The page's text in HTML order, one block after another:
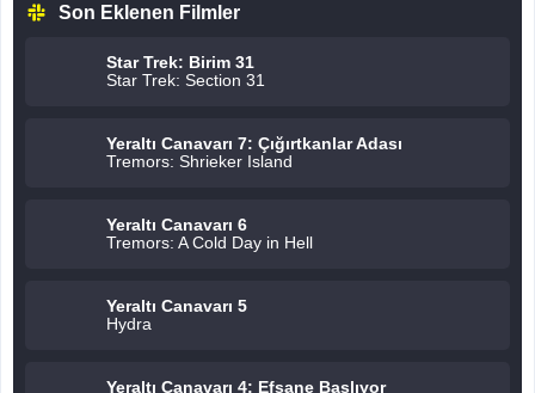
Son Eklenen Filmler
Star Trek: Birim 31
Star Trek: Section 31
Yeraltı Canavarı 7: Çığırtkanlar Adası
Tremors: Shrieker Island
Yeraltı Canavarı 6
Tremors: A Cold Day in Hell
Yeraltı Canavarı 5
Hydra
Yeraltı Canavarı 4: Efsane Başlıyor